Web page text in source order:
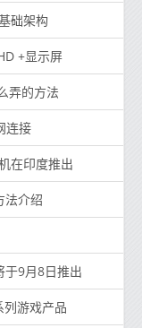
础架构
+显示屏
弄的方法
连接
在印度推出
法介绍
于9月8日推出
游戏产品